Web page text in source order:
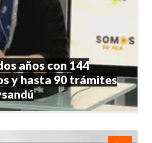
años con 144
y hasta 90 trámites